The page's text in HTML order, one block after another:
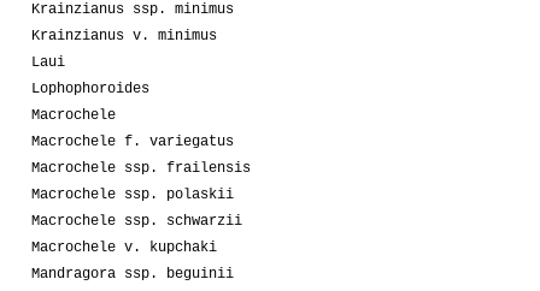
Krainzianus ssp. minimus
Krainzianus v. minimus
Laui
Lophophoroides
Macrochele
Macrochele f. variegatus
Macrochele ssp. frailensis
Macrochele ssp. polaskii
Macrochele ssp. schwarzii
Macrochele v. kupchaki
Mandragora ssp. beguinii